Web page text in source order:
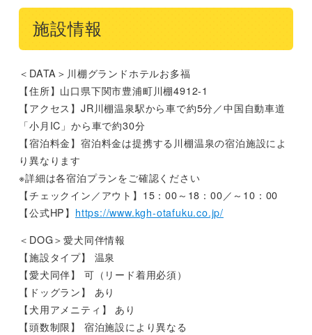
施設情報
＜DATA＞川棚グランドホテルお多福
【住所】山口県下関市豊浦町川棚4912-1
【アクセス】JR川棚温泉駅から車で約5分／中国自動車道
「小月IC」から車で約30分
【宿泊料金】宿泊料金は提携する川棚温泉の宿泊施設によ
り異なります
※詳細は各宿泊プランをご確認ください
【チェックイン／アウト】15：00～18：00／～10：00
【公式HP】 https://www.kgh-otafuku.co.jp/
＜DOG＞愛犬同伴情報
【施設タイプ】 温泉
【愛犬同伴】 可（リード着用必須）
【ドッグラン】 あり
【犬用アメニティ】 あり
【頭数制限】 宿泊施設により異なる